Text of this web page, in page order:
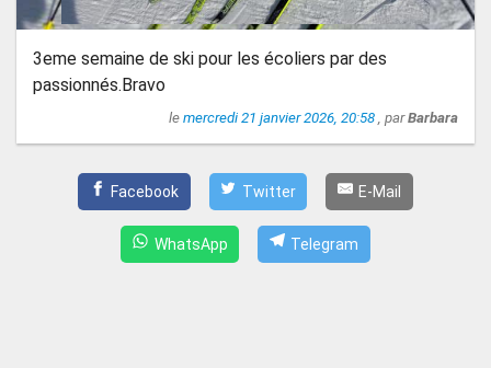
3eme semaine de ski pour les écoliers par des
passionnés.Bravo
le mercredi 21 janvier 2026, 20:58 , parBarbara
Facebook Twitter E-Mail
WhatsApp Telegram